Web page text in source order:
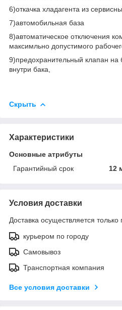
6)откачка хладагента из
7)автомобильная база
8)автоматическое отключения
максимльно допустимого
9)предохранительный клапан на
внутри бака,
Скрыть
Характеристики
Основные атрибуты
Гарантийный срок
12
Условия доставки
Доставка осуществляется только
курьером по городу
Самовывоз
Транспортная компания
Все условия доставки